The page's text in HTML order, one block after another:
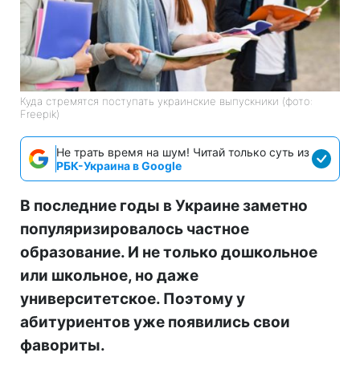
Куда стремятся поступать украинские выпускники (фото:
Freepik)
Не трать время на шум! Читай только суть из
РБК-Украина в Google
В последние годы в Украине заметно
популяризировалось частное
образование. И не только дошкольное
или школьное, но даже
университетское. Поэтому у
абитуриентов уже появились свои
фавориты.